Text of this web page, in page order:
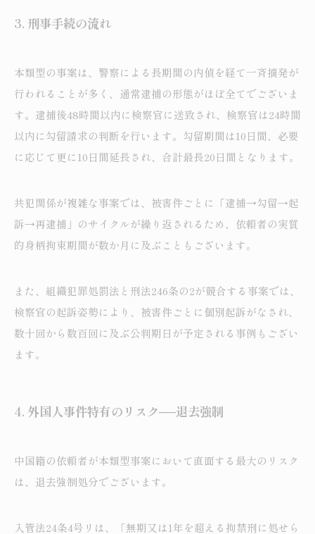
3. 刑事手続の流れ
本類型の事案は、警察による長期間の内偵を経て一斉摘発が
行われることが多く、通常逮捕の形態がほぼ全てでございま
す。逮捕後48時間以内に検察官に送致され、検察官は24時間
以内に勾留請求の判断を行います。勾留期間は10日間、必要
に応じて更に10日間延長され、合計最長20日間となります。
共犯関係が複雑な事案では、被害件ごとに「逮捕→勾留→起
訴→再逮捕」のサイクルが繰り返されるため、依頼者の実質
的身柄拘束期間が数か月に及ぶこともございます。
また、組織犯罪処罰法と刑法246条の2が競合する事案では、
検察官の起訴姿勢により、被害件ごとに個別起訴がなされ、
数十回から数百回に及ぶ公判期日が予定される事例もござい
ます。
4. 外国人事件特有のリスク──退去強制
中国籍の依頼者が本類型事案において直面する最大のリスク
は、退去強制処分でございます。
入管法24条4号リは、「無期又は1年を超える拘禁刑に処せら